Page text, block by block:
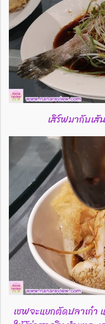
เสิร์ฟมากับเ
เชฟจะแยกตัดปลาเก๋า